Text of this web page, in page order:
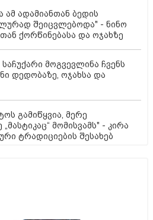
ამ ადამიანთან ბედის
შეიცვლებოდა" - ნინო
ქორწინებასა და ოჯახზე
მოგვევლინა ჩვენს
დედობაზე, ოჯახსა და
გამიწყვია, მერე
მომისვამს" - კირა
ტრადიციების შესახებ